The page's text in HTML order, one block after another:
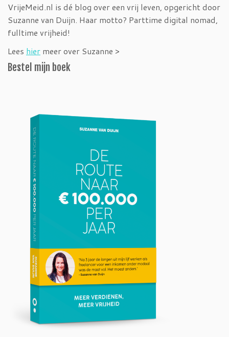
VrijeMeid.nl is dé blog over een vrij leven, opgericht door
Suzanne van Duijn. Haar motto? Parttime digital nomad,
fulltime vrijheid!
Lees hier meer over Suzanne >
Bestel mijn boek